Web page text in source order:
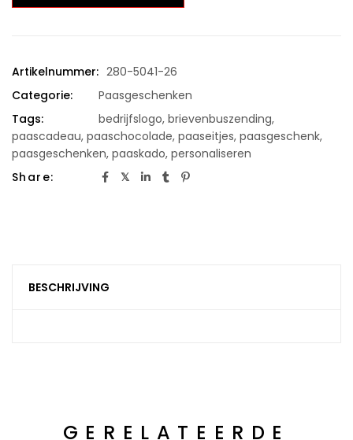
Artikelnummer: 280-5041-26
Categorie:
Paasgeschenken
Tags:
bedrijfslogo, brievenbuszending,
paascadeau, paaschocolade, paaseitjes, paasgeschenk,
paasgeschenken, paaskado, personaliseren
Share:
BESCHRIJVING
GERELATEERDE